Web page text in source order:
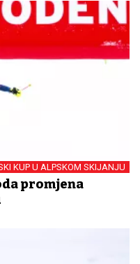
KUP U ALPSKOM SKIJANJU
promjena